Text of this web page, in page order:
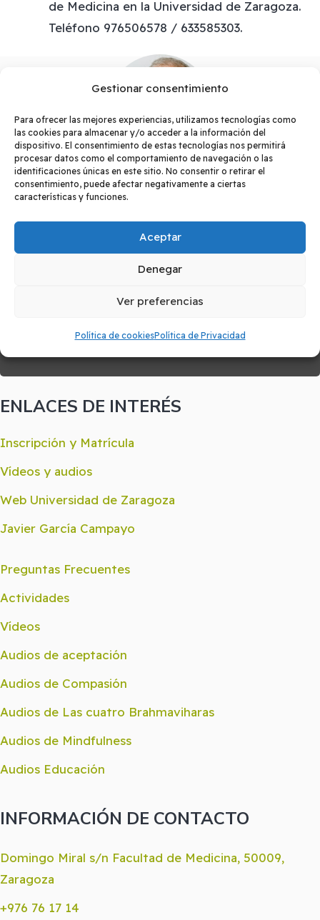
Gestionar consentimiento
Para ofrecer las mejores experiencias, utilizamos tecnologías como
las cookies para almacenar y/o acceder a la información del
dispositivo. El consentimiento de estas tecnologías nos permitirá
procesar datos como el comportamiento de navegación o las
identificaciones únicas en este sitio. No consentir o retirar el
consentimiento, puede afectar negativamente a ciertas
características y funciones.
Aceptar
Denegar
Ver preferencias
Política de cookiesPolítica de Privacidad
de Medicina en la Universidad de Zaragoza.
Teléfono 976506578 / 633585303.
¿Tienes dudas?
CONTACTO
ENLACES DE INTERÉS
Inscripción y Matrícula
Vídeos y audios
Web Universidad de Zaragoza
Javier García Campayo
Preguntas Frecuentes
Actividades
Vídeos
Audios de aceptación
Audios de Compasión
Audios de Las cuatro Brahmaviharas
Audios de Mindfulness
Audios Educación
INFORMACIÓN DE CONTACTO
Domingo Miral s/n Facultad de Medicina, 50009,
Zaragoza
+976 76 17 14